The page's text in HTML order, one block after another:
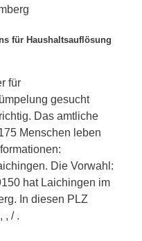
für Haushaltsauflösung
für
gesucht
Das amtliche
Menschen leben
Die Vorwahl:
hat Laichingen im
In diesen PLZ
, / .